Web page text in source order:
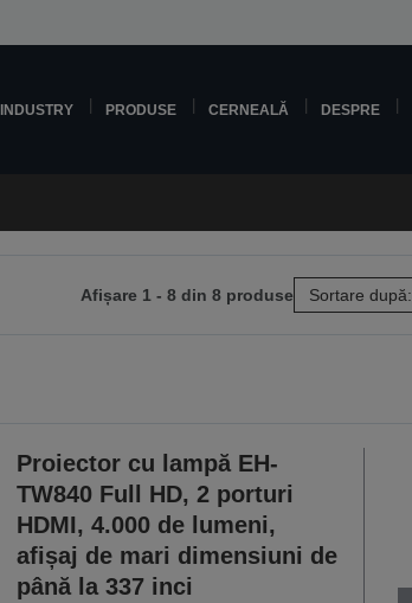
INDUSTRY PRODUSE CERNEALĂ DESPRE
Afișare 1 - 8 din 8 produse Sortare după:
Proiector cu lampă EH-
TW840 Full HD, 2 porturi
HDMI, 4.000 de lumeni,
afișaj de mari dimensiuni de
până la 337 inci